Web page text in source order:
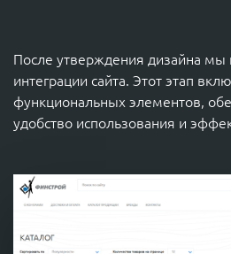
После утверждения дизайна мы
интеграции сайта. Этот этап
функциональных элементов,
удобство использования и